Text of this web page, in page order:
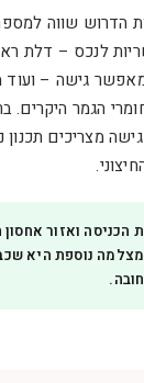
הדרוש שווה
לנכס – דלת
גישה –
הגמר היקרים.
מצריכים
הכניסה ואזור
נוספת היא